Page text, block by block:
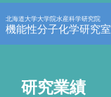
北海道大学大学院水産科学研究院
機能性分子化学研究室
研究業績